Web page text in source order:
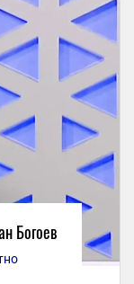
Богоев